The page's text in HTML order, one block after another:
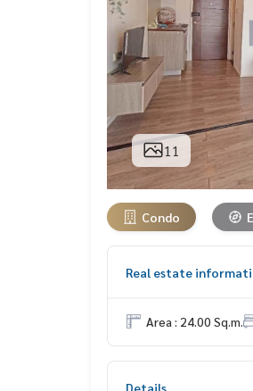
11
Condo
Real estate
Area : 24.00 Sq.m.
Details